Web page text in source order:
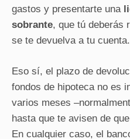
gastos y presentarte una
sobrante, que tú deberás
se te devuelva a tu cuenta.
Eso sí, el plazo de
fondos de hipoteca no es
varios meses
hasta que te avisen de
En cualquier caso, el